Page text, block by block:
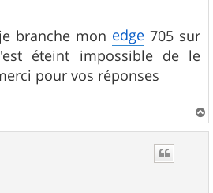
branche mon edge 705 sur
éteint impossible de le
pour vos réponses
a